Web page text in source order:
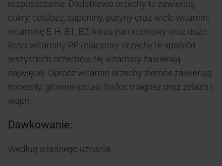
rozpuszczalne. Dodatkowo orzechy te zawierają
cukry, celulozę, saponiny, puryny oraz wiele witamin:
witaminę E, H, B1, B2, kwas pantotenowy oraz duże
ilości witaminy PP (niacyna)- orzechy te spośród
wszystkich orzechów tej witaminy zawierają
najwięcej. Oprócz witamin orzechy ziemne zawierają
minerały, głównie potas, fosfor, magnez oraz żelazo i
wapń.
Dawkowanie:
Według własnego uznania.